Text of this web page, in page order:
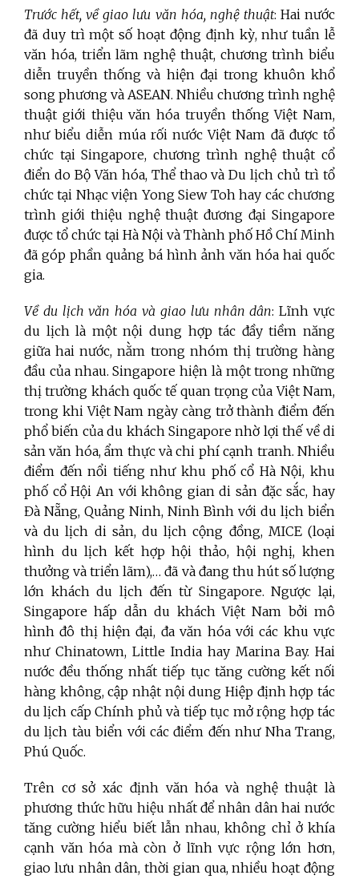
Trước hết, về giao lưu văn hóa, nghệ thuật: Hai nước
đã duy trì một số hoạt động định kỳ, như tuần lễ
văn hóa, triển lãm nghệ thuật, chương trình biểu
diễn truyền thống và hiện đại trong khuôn khổ
song phương và ASEAN. Nhiều chương trình nghệ
thuật giới thiệu văn hóa truyền thống Việt Nam,
như biểu diễn múa rối nước Việt Nam đã được tổ
chức tại Singapore, chương trình nghệ thuật cổ
điển do Bộ Văn hóa, Thể thao và Du lịch chủ trì tổ
chức tại Nhạc viện Yong Siew Toh hay các chương
trình giới thiệu nghệ thuật đương đại Singapore
được tổ chức tại Hà Nội và Thành phố Hồ Chí Minh
đã góp phần quảng bá hình ảnh văn hóa hai quốc
gia.
Về du lịch văn hóa và giao lưu nhân dân: Lĩnh vực
du lịch là một nội dung hợp tác đầy tiềm năng
giữa hai nước, nằm trong nhóm thị trường hàng
đầu của nhau. Singapore hiện là một trong những
thị trường khách quốc tế quan trọng của Việt Nam,
trong khi Việt Nam ngày càng trở thành điểm đến
phổ biến của du khách Singapore nhờ lợi thế về di
sản văn hóa, ẩm thực và chi phí cạnh tranh. Nhiều
điểm đến nổi tiếng như khu phố cổ Hà Nội, khu
phố cổ Hội An với không gian di sản đặc sắc, hay
Đà Nẵng, Quảng Ninh, Ninh Bình với du lịch biển
và du lịch di sản, du lịch cộng đồng, MICE (loại
hình du lịch kết hợp hội thảo, hội nghị, khen
thưởng và triển lãm),… đã và đang thu hút số lượng
lớn khách du lịch đến từ Singapore. Ngược lại,
Singapore hấp dẫn du khách Việt Nam bởi mô
hình đô thị hiện đại, đa văn hóa với các khu vực
như Chinatown, Little India hay Marina Bay. Hai
nước đều thống nhất tiếp tục tăng cường kết nối
hàng không, cập nhật nội dung Hiệp định hợp tác
du lịch cấp Chính phủ và tiếp tục mở rộng hợp tác
du lịch tàu biển với các điểm đến như Nha Trang,
Phú Quốc.
Trên cơ sở xác định văn hóa và nghệ thuật là
phương thức hữu hiệu nhất để nhân dân hai nước
tăng cường hiểu biết lẫn nhau, không chỉ ở khía
cạnh văn hóa mà còn ở lĩnh vực rộng lớn hơn,
giao lưu nhân dân, thời gian qua, nhiều hoạt động